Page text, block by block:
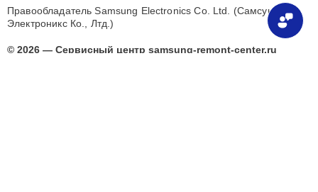
Правообладатель Samsung Electronics Co. Ltd. (Самсунг
Электроникс Ко., Лтд.)
© 2026 — Сервисный центр samsung-remont-center.ru